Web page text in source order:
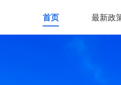
首页 最新政